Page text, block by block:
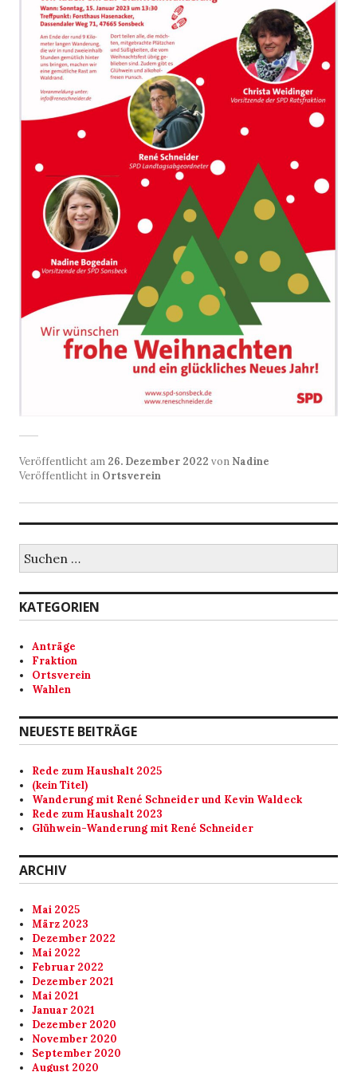
Veröffentlicht am 26. Dezember 2022 von Nadine
Veröffentlicht in Ortsverein
nach:
KATEGORIEN
Anträge
Fraktion
Ortsverein
Wahlen
NEUESTE BEITRÄGE
Rede zum Haushalt 2025
(kein Titel)
Wanderung mit René Schneider und Kevin Waldeck
Rede zum Haushalt 2023
Glühwein-Wanderung mit René Schneider
ARCHIV
Mai 2025
März 2023
Dezember 2022
Mai 2022
Februar 2022
Dezember 2021
Mai 2021
Januar 2021
Dezember 2020
November 2020
September 2020
August 2020